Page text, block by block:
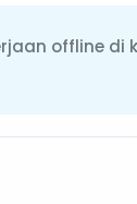
offline di